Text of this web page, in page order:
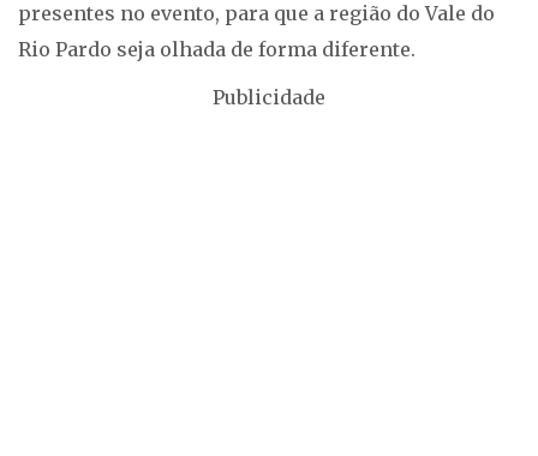
presentes no evento, para que a região do Vale do
Rio Pardo seja olhada de forma diferente.
Publicidade